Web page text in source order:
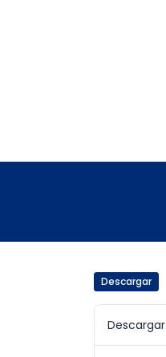
Descargar
Descargar